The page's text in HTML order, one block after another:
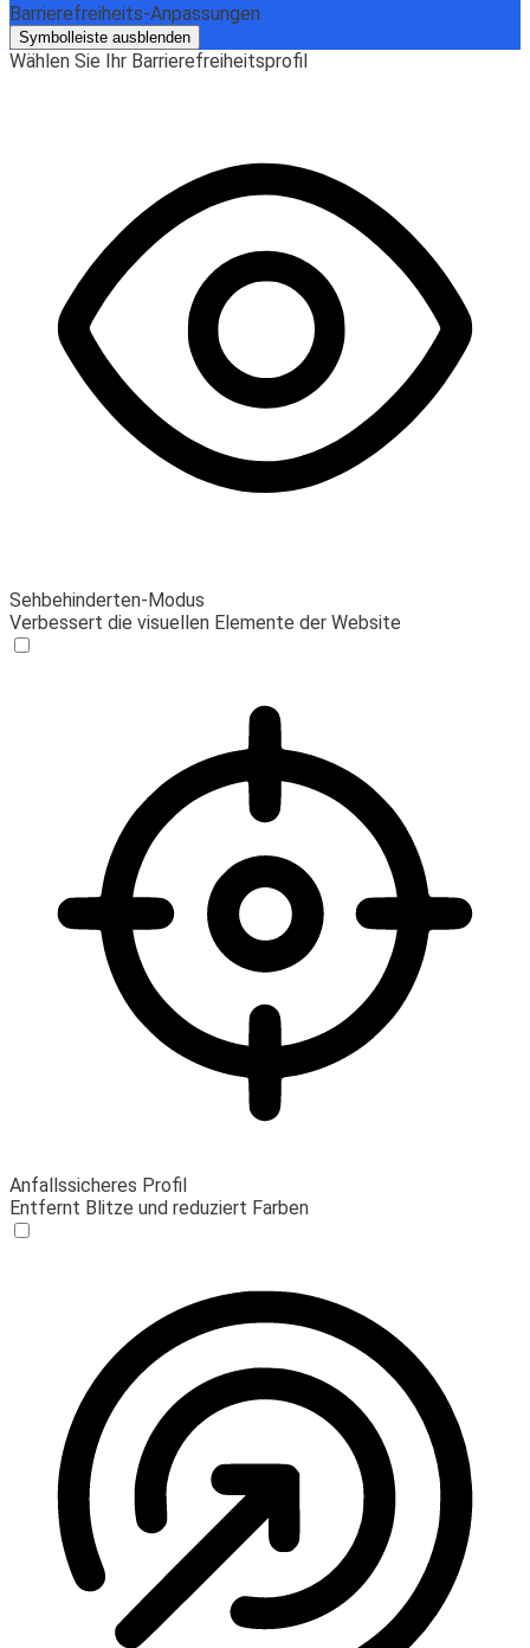
Barrierefreiheits-Anpassungen
Symbolleiste ausblenden
Wählen Sie Ihr Barrierefreiheitsprofil
Sehbehinderten-Modus
Verbessert die visuellen Elemente der Website
Anfallssicheres Profil
Entfernt Blitze und reduziert Farben